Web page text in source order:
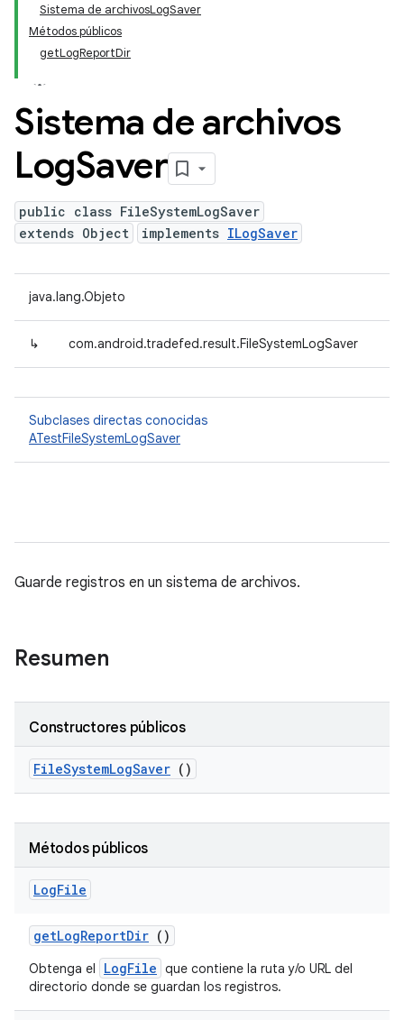
Sistema de archivosLogSaver
Métodos públicos
getLogReportDir
Sistema de archivos
LogSaver
public class FileSystemLogSaver
extends Object
implements ILogSaver
java.lang.Objeto
↳ com.android.tradefed.result.FileSystemLogSaver
Subclases directas conocidas
ATestFileSystemLogSaver
Guarde registros en un sistema de archivos.
Resumen
Constructores públicos
FileSystemLogSaver ()
Métodos públicos
LogFile
getLogReportDir ()
Obtenga el LogFile que contiene la ruta y/o URL del
directorio donde se guardan los registros.